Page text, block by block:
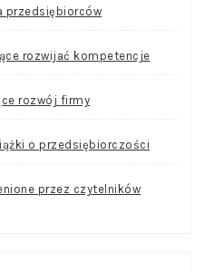
przedsiębiorców
rozwijać kompetencje
rozwój firmy
o przedsiębiorczości
przez czytelników